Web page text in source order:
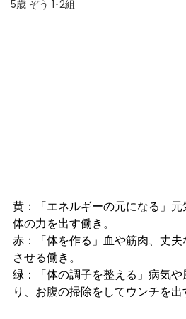
5歳 ぞう 1･2組
黄：「エネルギーの元になる」
体の力を出す働き。
赤：「体を作る」血や筋肉、丈
させる働き。
緑：「体の調子を整える」病気
り、お腹の掃除をしてウンチを出